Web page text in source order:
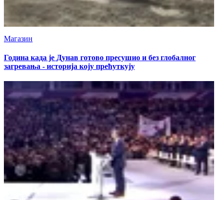
Магазин
Година када је Дунав готово пресушио и без глобалног
загревања - историја коју прећуткују